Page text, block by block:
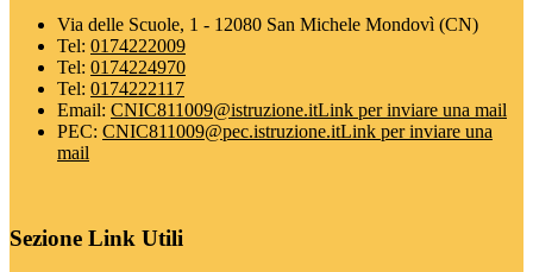
Via delle Scuole, 1 - 12080 San Michele Mondovì (CN)
Tel: 0174222009
Tel: 0174224970
Tel: 0174222117
Email: CNIC811009@istruzione.itLink per inviare una mail
PEC: CNIC811009@pec.istruzione.itLink per inviare una
mail
Sezione Link Utili